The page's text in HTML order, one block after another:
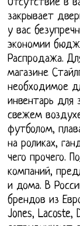
Отсутствие в
закрывает
у вас
экономии
Распродажа.
магазине
необходимое
инвентарь для
свежем
футболом,
на роликах,
чего прочего.
компаний,
и дома. В
брендов из
Jones, Lacoste,